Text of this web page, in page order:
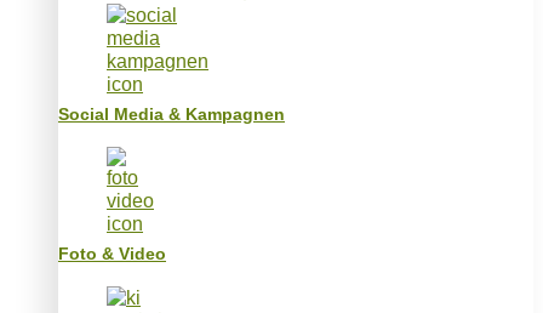
Social Media & Kampagnen
Foto & Video